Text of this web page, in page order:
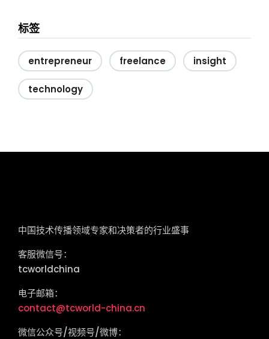
标签
entrepreneur freelance insight
technology
中国技术传播领域专家和决策者的行业盛事
客服微信号：
tcworldchina
电子邮箱：
contact@tcworld-china.cn
微信公众号/视频号/微博：